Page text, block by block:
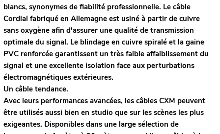
blancs, synonymes de fiabilité professionnelle. Le câble
Cordial fabriqué en Allemagne est usiné à partir de cuivre
sans oxygène afin d'assurer une qualité de transmission
optimale du signal. Le blindage en cuivre spiralé et la gaine
PVC renforcée garantissent un très faible affaiblissement du
signal et une excellente isolation face aux perturbations
électromagnétiques extérieures.
Un câble tendance.
Avec leurs performances avancées, les câbles CXM peuvent
être utilisés aussi bien en studio que sur les scènes les plus
exigeantes. Disponibles dans une large sélection de